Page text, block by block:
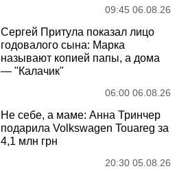
09:45 06.08.26
Сергей Притула показал лицо
годовалого сына: Марка
называют копией папы, а дома
— "Калачик"
06:00 06.08.26
Не себе, а маме: Анна Тринчер
подарила Volkswagen Touareg за
4,1 млн грн
20:30 05.08.26